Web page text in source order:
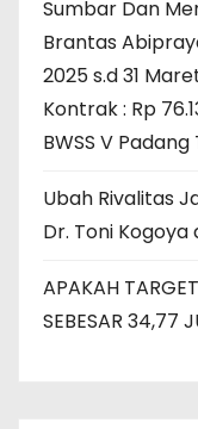
Sumbar Dan
Brantas
2025 s.d 31
Kontrak : Rp
BWSS V
Ubah Rivalitas
Dr. Toni Kogoya
APAKAH
SEBESAR 34,77